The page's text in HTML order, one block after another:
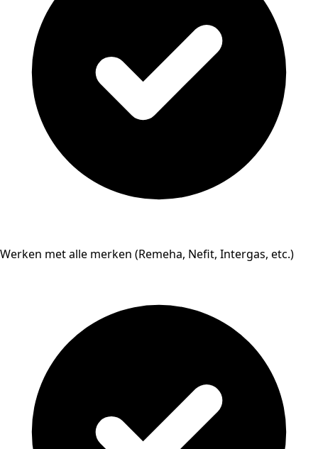
Werken met alle merken (Remeha, Nefit, Intergas, etc.)